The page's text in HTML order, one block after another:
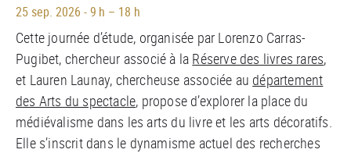
25 sep. 2026 -9 h – 18 h
Cette journée d’étude, organisée par Lorenzo Carras-
Pugibet, chercheur associé à la Réserve des livres rares,
et Lauren Launay, chercheuse associée au département
des Arts du spectacle, propose d’explorer la place du
médiévalisme dans les arts du livre et les arts décoratifs.
Elle s’inscrit dans le dynamisme actuel des recherches